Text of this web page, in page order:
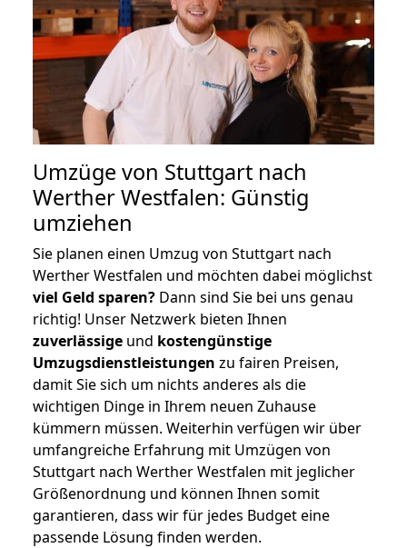
Umzüge von Stuttgart nach
Werther Westfalen: Günstig
umziehen
Sie planen einen Umzug von Stuttgart nach
Werther Westfalen und möchten dabei möglichst
viel Geld sparen? Dann sind Sie bei uns genau
richtig! Unser Netzwerk bieten Ihnen
zuverlässige und kostengünstige
Umzugsdienstleistungen zu fairen Preisen,
damit Sie sich um nichts anderes als die
wichtigen Dinge in Ihrem neuen Zuhause
kümmern müssen. Weiterhin verfügen wir über
umfangreiche Erfahrung mit Umzügen von
Stuttgart nach Werther Westfalen mit jeglicher
Größenordnung und können Ihnen somit
garantieren, dass wir für jedes Budget eine
passende Lösung finden werden.